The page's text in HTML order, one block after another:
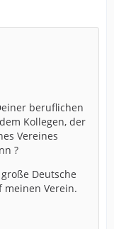
beruflichen
Kollegen, der
Vereines
?
Deutsche
Verein.